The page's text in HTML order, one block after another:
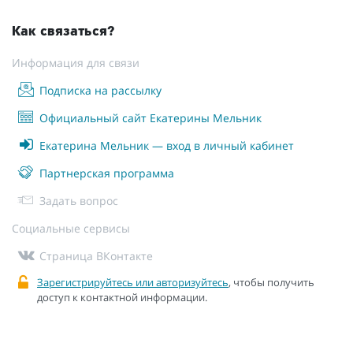
Как связаться?
Информация для связи
Подписка на рассылку
Официальный сайт Екатерины Мельник
Екатерина Мельник — вход в личный кабинет
Партнерская программа
Задать вопрос
Социальные сервисы
Страница ВКонтакте
Зарегистрируйтесь или авторизуйтесь, чтобы получить
доступ к контактной информации.